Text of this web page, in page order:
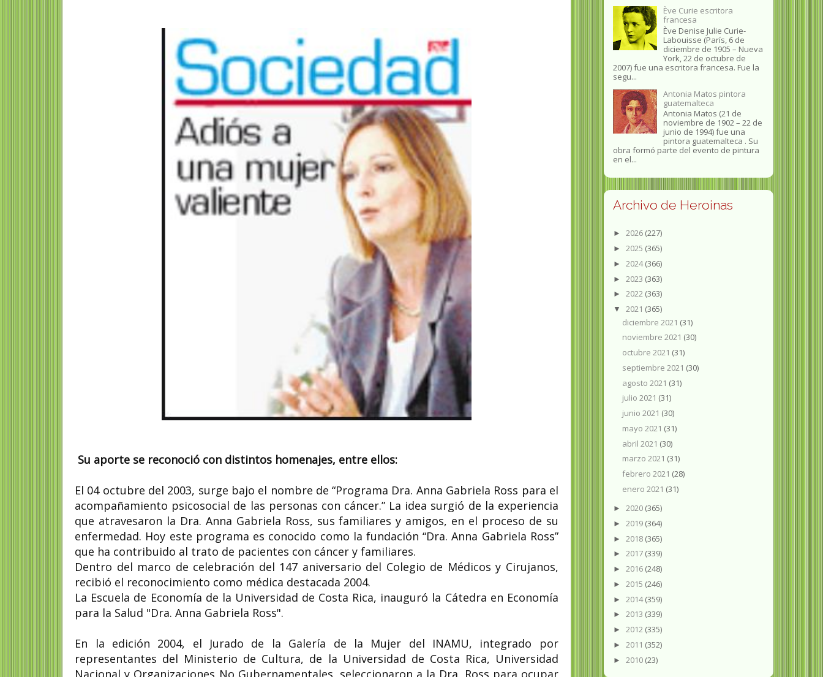
Su aporte se reconoció con distintos homenajes, entre ellos:
El 04 octubre del 2003, surge bajo el nombre de “Programa Dra. Anna Gabriela Ross para el
acompañamiento psicosocial de las personas con cáncer.” La idea surgió de la experiencia
que atravesaron la Dra. Anna Gabriela Ross, sus familiares y amigos, en el proceso de su
enfermedad. Hoy este programa es conocido como la fundación “Dra. Anna Gabriela Ross”
que ha contribuido al trato de pacientes con cáncer y familiares.
Dentro del marco de celebración del 147 aniversario del Colegio de Médicos y Cirujanos,
recibió el reconocimiento como médica destacada 2004.
La Escuela de Economía de la Universidad de Costa Rica, inauguró la Cátedra en Economía
para la Salud "Dra. Anna Gabriela Ross".
En la edición 2004, el Jurado de la Galería de la Mujer del INAMU, integrado por
representantes del Ministerio de Cultura, de la Universidad de Costa Rica, Universidad
Nacional y Organizaciones No Gubernamentales, seleccionaron a la Dra. Ross para ocupar
Ève Curie escritora
francesa
Ève Denise Julie Curie-
Labouisse (París, 6 de
diciembre de 1905 – Nueva
York, 22 de octubre de
2007) fue una escritora francesa. Fue la
segu...
Antonia Matos pintora
guatemalteca
Antonia Matos (21 de
noviembre de 1902 – 22 de
junio de 1994) fue una
pintora guatemalteca . Su
obra formó parte del evento de pintura
en el...
Archivo de Heroinas
► 2026 (227)
► 2025 (365)
► 2024(366)
► 2023 (363)
► 2022 (363)
▼ 2021 (365)
diciembre 2021 (31)
noviembre 2021 (30)
octubre 2021 (31)
septiembre 2021 (30)
agosto 2021 (31)
julio 2021 (31)
junio 2021 (30)
mayo 2021 (31)
abril 2021 (30)
marzo 2021 (31)
febrero 2021 (28)
enero 2021 (31)
► 2020 (365)
► 2019 (364)
► 2018 (365)
► 2017 (339)
► 2016 (248)
► 2015 (246)
► 2014(359)
► 2013 (339)
► 2012 (335)
► 2011 (352)
► 2010 (23)